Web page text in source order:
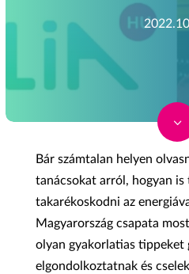
3
Bár számtalan helyen
tanácsokat arról, hogyan is
takarékoskodni az
Magyarország csapata
olyan gyakorlatias tippeket
elgondolkoztatnak és